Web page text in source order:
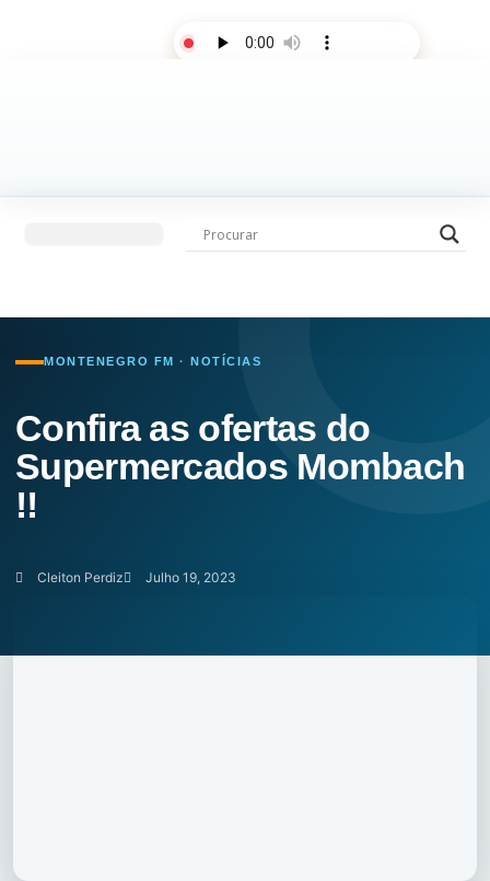
MONTENEGRO FM · NOTÍCIAS
Confira as ofertas do
Supermercados Mombach
!!
Cleiton Perdiz Julho 19, 2023